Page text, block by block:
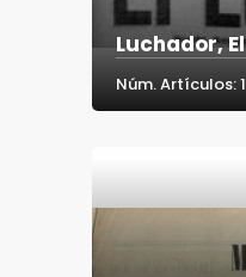
Luchador, El
Núm. Artículos: 1